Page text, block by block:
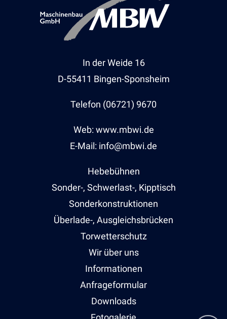
In der Weide 16
D-55411 Bingen-Sponsheim
Telefon (06721) 9670
Web: www.mbwi.de
E-Mail: info@mbwi.de
Hebebühnen
Sonder-, Schwerlast-, Kipptisch
Sonderkonstruktionen
Überlade-, Ausgleichsbrücken
Torwetterschutz
Wir über uns
Informationen
Anfrageformular
Downloads